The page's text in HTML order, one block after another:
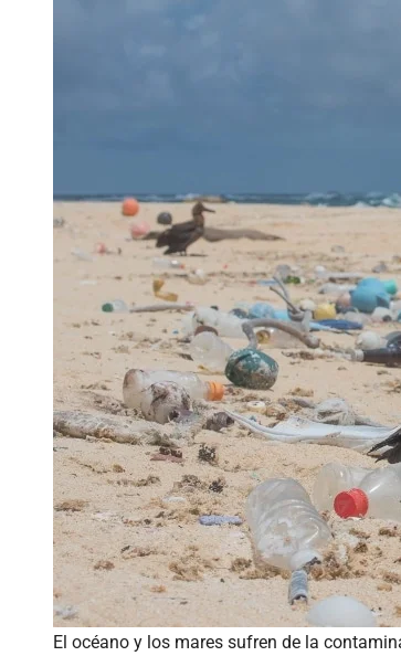
El océano y los mares sufren de la